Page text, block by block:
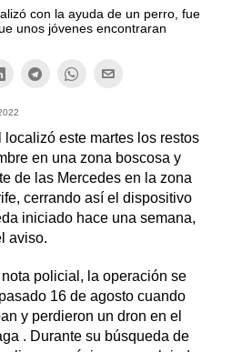
con la ayuda de un perro, fue
unos jóvenes encontraran
este martes los restos
en una zona boscosa y
de las Mercedes en la zona
cerrando así el dispositivo
iniciado hace una semana,
aviso.
policial, la operación se
16 de agosto cuando
y perdieron un dron en el
. Durante su búsqueda de